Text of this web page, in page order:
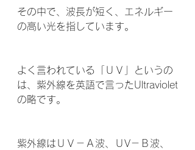
その中で、波長が短く、エネルギー
の高い光を指しています。
よく言われている「ＵＶ」というの
は、紫外線を英語で言ったUltraviolet
の略です。
紫外線はＵＶ－Ａ波、ＵV－Ｂ波、